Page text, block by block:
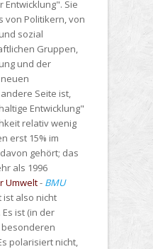
Sie
von Politikern, von
sozial
Gruppen,
und der
Seite ist,
Entwicklung"
relativ wenig
erst 15% im
gehört; das
als 1996
Umwelt- BMU
ist also nicht
ist (in der
besonderen
polarisiert nicht,